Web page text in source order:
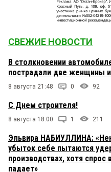
СВЕЖИЕ НОВОСТИ
В столкновении
пострадали две женщины
8 августа 21:48 0 92
С Днем строителя!
8 августа 18:00 1 211
Эльвира НАБИУЛЛИНА:
убыток себе пытаются
производствах, хотя спрос
падает»